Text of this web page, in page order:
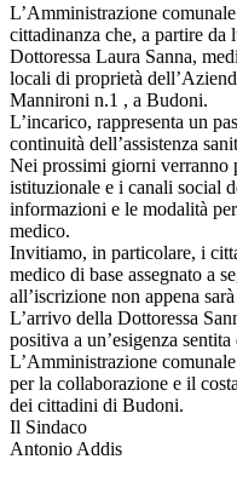
L’Amministrazione
cittadinanza che, a partire da
Dottoressa Laura Sanna,
locali di proprietà
Mannironi n.1 , a Budoni.
L’incarico, rappresenta un
continuità dell’assistenza
Nei prossimi giorni verranno
istituzionale e i canali social
informazioni e le modalità
medico.
Invitiamo, in particolare, i
medico di base assegnato a
all’iscrizione non appena
L’arrivo della Dottoressa
positiva a un’esigenza
L’Amministrazione
per la collaborazione e il
dei cittadini di Budoni.
Il Sindaco
Antonio Addis